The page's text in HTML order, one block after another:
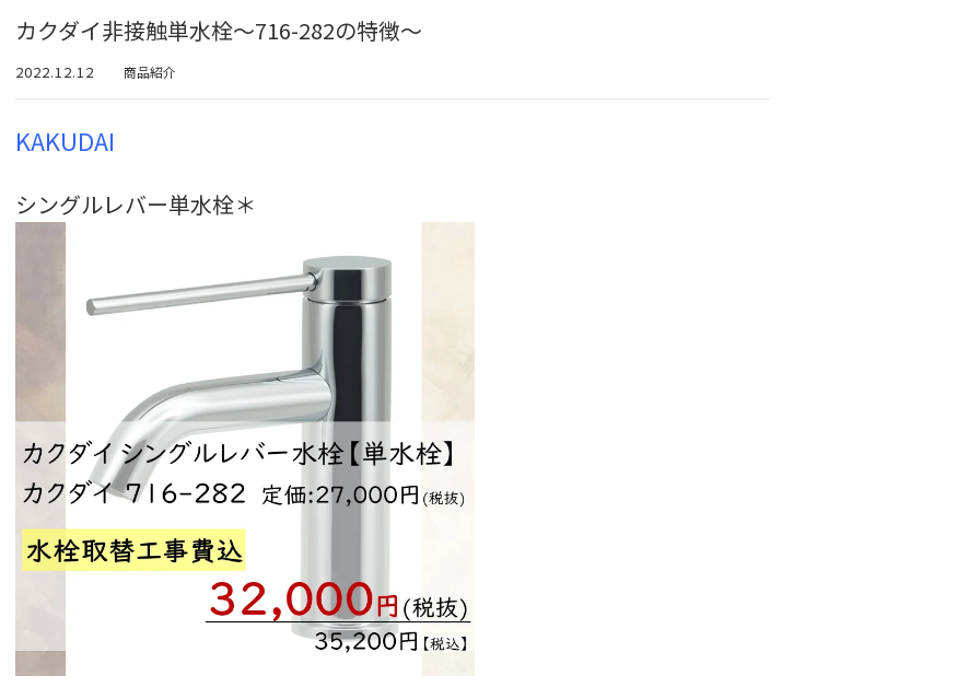
カクダイ非接触単水栓～716-282の特徴～
2022.12.12 商品紹介
KAKUDAI
シングルレバー単水栓＊